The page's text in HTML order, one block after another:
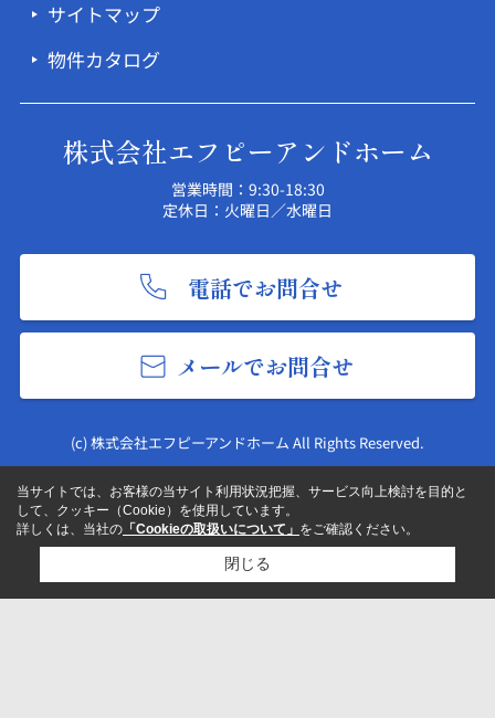
サイトマップ
物件カタログ
株式会社エフピーアンドホーム
営業時間：9:30-18:30
定休日：火曜日／水曜日
電話でお問合せ
メールでお問合せ
(c) 株式会社エフピーアンドホーム All Rights Reserved.
当サイトでは、お客様の当サイト利用状況把握、サービス向上検討を目的と
して、クッキー（Cookie）を使用しています。
詳しくは、当社の 「Cookieの取扱いについて」 をご確認ください。
閉じる